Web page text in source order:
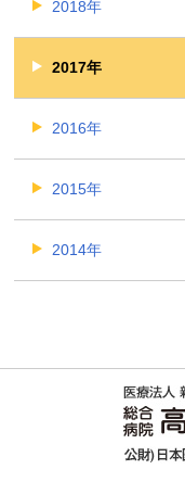
2018年
2017年
2016年
2015年
2014年